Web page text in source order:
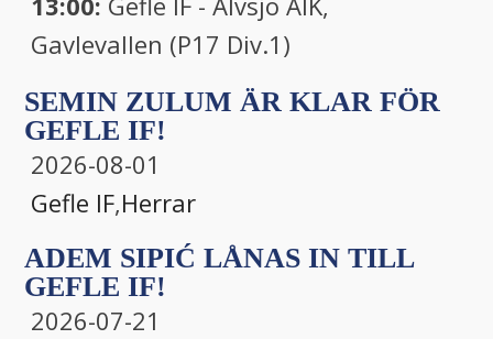
Gavlevallen (P17 Div.1)
SEMIN ZULUM ÄR KLAR FÖR
GEFLE IF!
2026-08-01
Gefle IF,Herrar
ADEM SIPIĆ LÅNAS IN TILL
GEFLE IF!
2026-07-21